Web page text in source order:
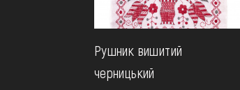
Рушник вишитий
черницький